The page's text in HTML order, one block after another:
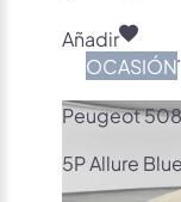
Añadir
OCASIÓN
Peugeot 508
5P Allure